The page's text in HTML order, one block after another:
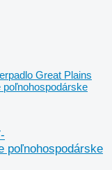
Great Plains
poľnohospodárske
poľnohospodárske